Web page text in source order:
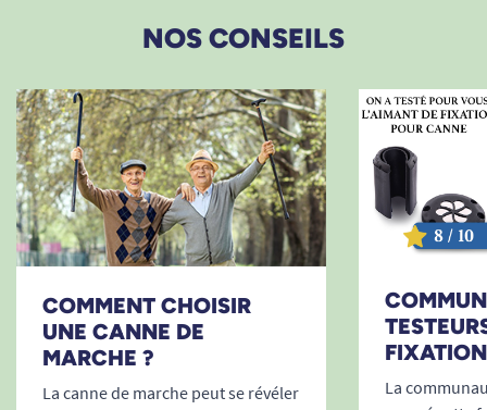
NOS CONSEILS
COMMENT CHOISIR
UNE CANNE DE
MARCHE ?
La canne de marche peut se révéler
FIXATION
La